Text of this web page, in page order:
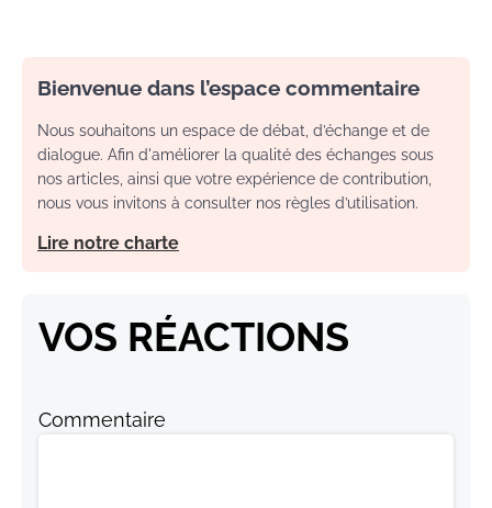
Bienvenue dans l’espace commentaire
Nous souhaitons un espace de débat, d’échange et de
dialogue. Afin d'améliorer la qualité des échanges sous
nos articles, ainsi que votre expérience de contribution,
nous vous invitons à consulter nos règles d’utilisation.
Lire notre charte
VOS RÉACTIONS
Commentaire